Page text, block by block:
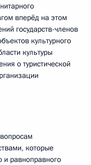
вперёд на этом
государств-членов
культурного
культуры
о туристической
которые
и равноправного